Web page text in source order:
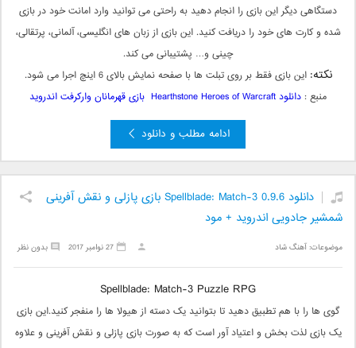
دستگاهی دیگر این بازی را انجام دهید به راحتی می توانید وارد امانت خود در بازی
شده و کارت های خود را دریافت کنید. این بازی از زبان های انگلیسی، آلمانی، پرتقالی،
چینی و… پشتیبانی می کند.
نکته: این بازی فقط بر روی تبلت ها با صفحه نمایش بالای 6 اینچ اجرا می شود.
منبع : دانلود Hearthstone Heroes of Warcraft بازی قهرمانان وارکرفت اندروید
ادامه مطلب و دانلود
دانلود Spellblade: Match-3 0.9.6 بازی پازلی و نقش آفرینی
شمشیر جادویی اندروید + مود
موضوعات:آهنگ شاد بدون نظر 27 نوامبر 2017
Spellblade: Match-3 Puzzle RPG
گوی ها را با هم تطبیق دهید تا بتوانید یک دسته از هیولا ها را منفجر کنید.این بازی
یک بازی لذت بخش و اعتیاد آور است که به صورت بازی پازلی و نقش آفرینی و علاوه